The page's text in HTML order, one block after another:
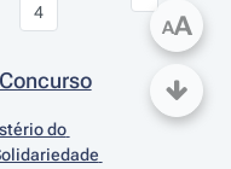
4
do
AA